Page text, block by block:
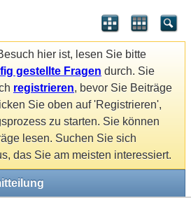
hier ist, lesen Sie bitte
gestellte Fragen durch. Sie
registrieren, bevor Sie Beiträge
Sie oben auf 'Registrieren',
zu starten. Sie können
lesen. Suchen Sie sich
das Sie am meisten interessiert.